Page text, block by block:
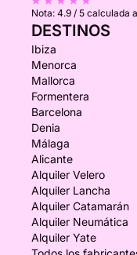
Nota: 4.9 / 5 calculada
DESTINOS
Ibiza
Menorca
Mallorca
Formentera
Barcelona
Denia
Málaga
Alicante
Alquiler Velero
Alquiler Lancha
Alquiler Catamarán
Alquiler Neumática
Alquiler Yate